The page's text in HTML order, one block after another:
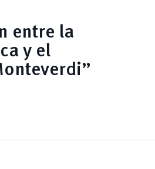
entre la
y el